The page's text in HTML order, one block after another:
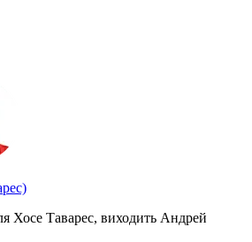
Хосе Таварес, виходить Андрей